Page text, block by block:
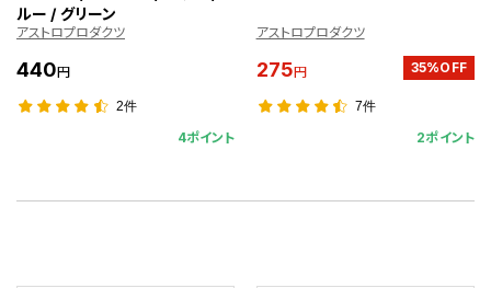
ルー / グリーン
アストロプロダクツ
440円
2件
4ポイント
アストロプロダクツ
275円 35%OFF
7件
2ポイント